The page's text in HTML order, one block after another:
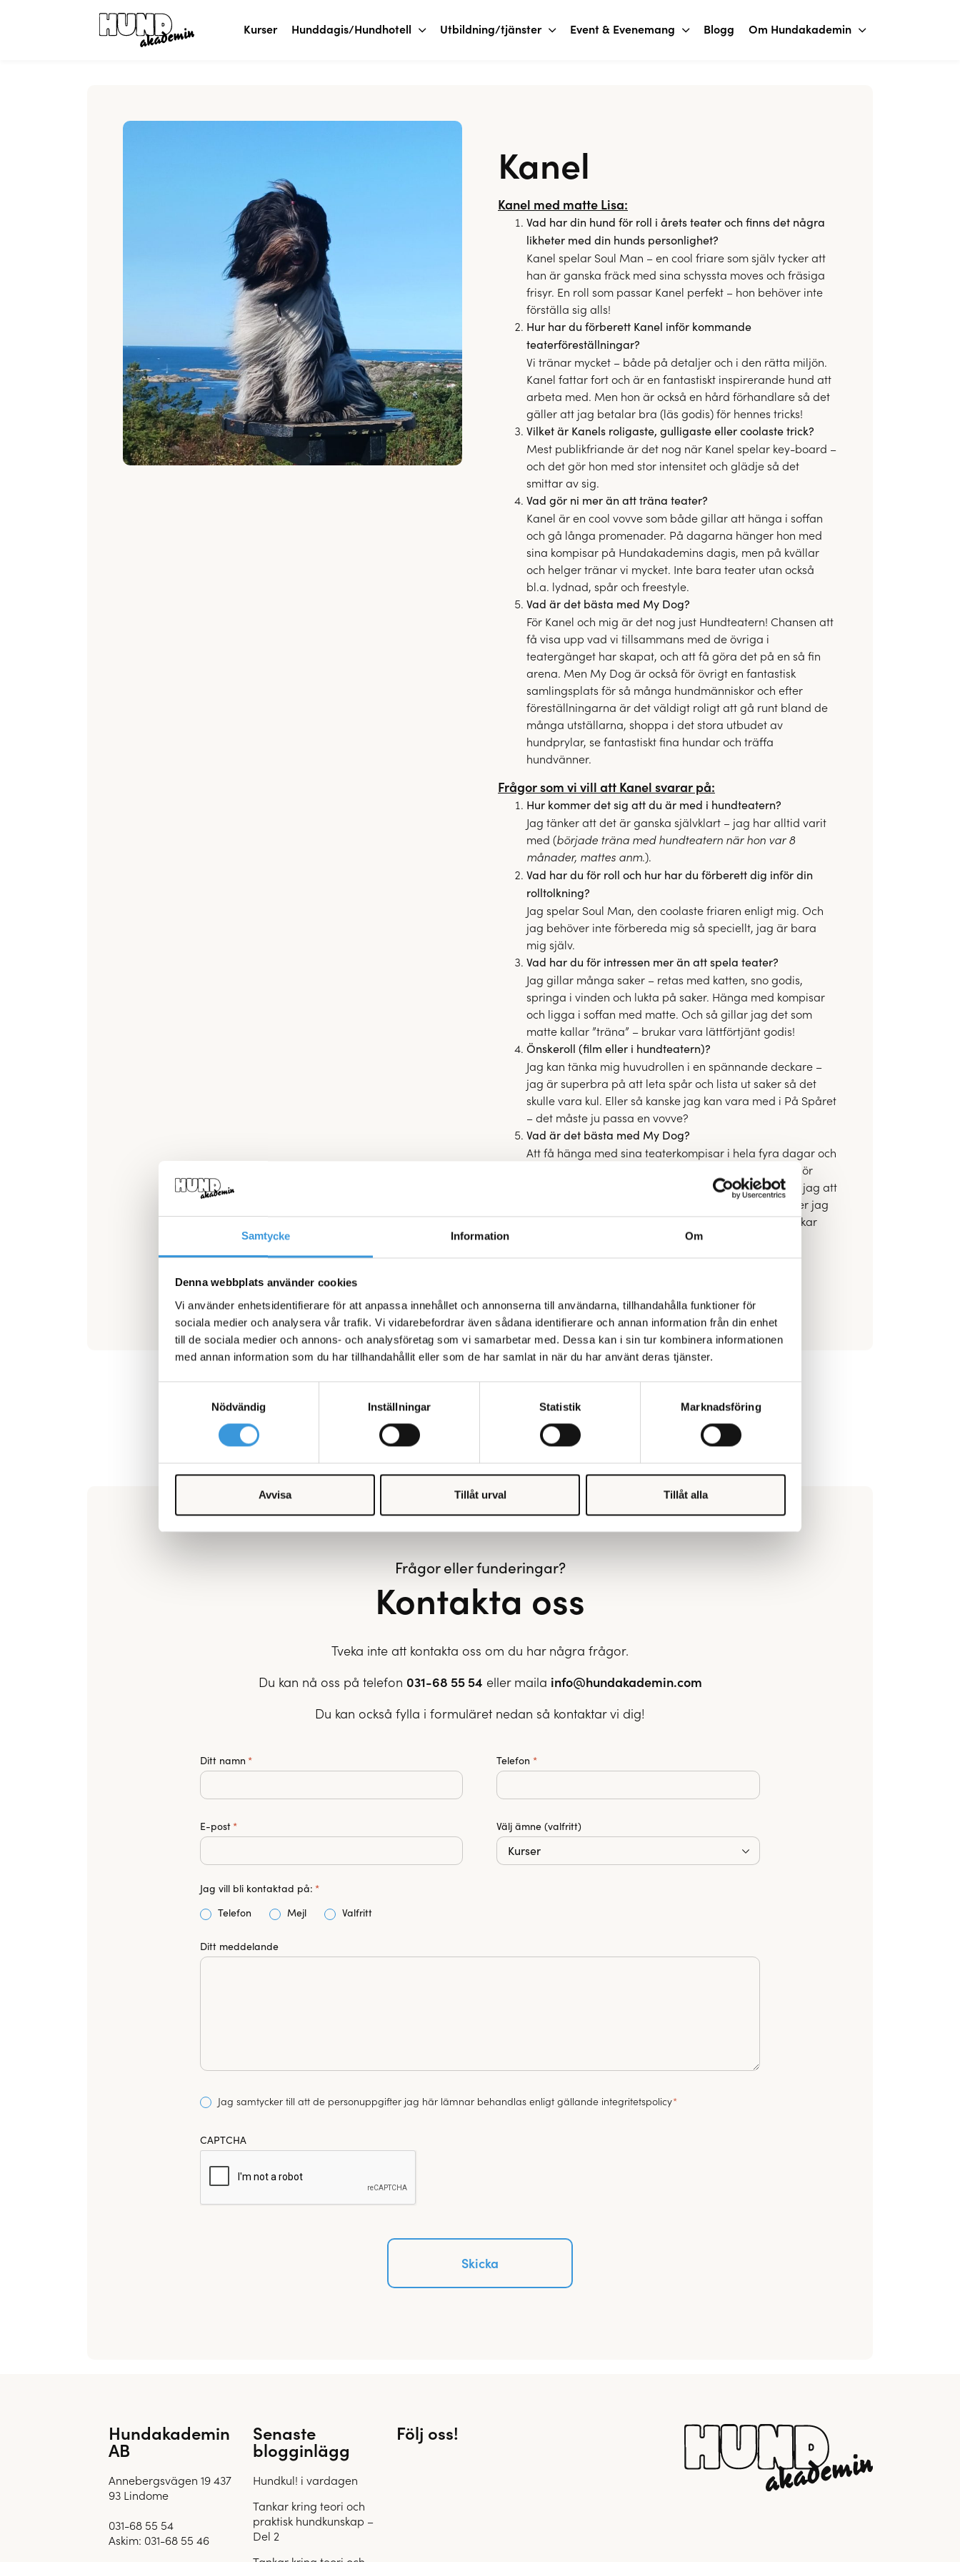
Samtycke Information Om
Denna webbplats använder cookies
Vi använder enhetsidentifierare för att anpassa innehållet och annonserna till användarna, tillhandahålla funktioner för
sociala medier och analysera vår trafik. Vi vidarebefordrar även sådana identifierare och annan information från din enhet
till de sociala medier och annons- och analysföretag som vi samarbetar med. Dessa kan i sin tur kombinera informationen
med annan information som du har tillhandahållit eller som de har samlat in när du har använt deras tjänster.
Nödvändig
Inställningar Statistik Marknadsföring
Avvisa Tillåt urval Tillåt alla
Kurser Hunddagis/Hundhotell Utbildning/tjänster Event & Evenemang Blogg Om Hundakademin
Kanel
Kanel med matte Lisa:
Vad har din hund för roll i årets teater och finns det några
likheter med din hunds personlighet?
Kanel spelar Soul Man – en cool friare som själv tycker att
han är ganska fräck med sina schyssta moves och fräsiga
frisyr. En roll som passar Kanel perfekt – hon behöver inte
förställa sig alls!
Hur har du förberett Kanel inför kommande
teaterföreställningar?
Vi tränar mycket – både på detaljer och i den rätta miljön.
Kanel fattar fort och är en fantastiskt inspirerande hund att
arbeta med. Men hon är också en hård förhandlare så det
gäller att jag betalar bra (läs godis) för hennes tricks!
Vilket är Kanels roligaste, gulligaste eller coolaste trick?
Mest publikfriande är det nog när Kanel spelar key-board –
och det gör hon med stor intensitet och glädje så det
smittar av sig.
Vad gör ni mer än att träna teater?
Kanel är en cool vovve som både gillar att hänga i soffan
och gå långa promenader. På dagarna hänger hon med
sina kompisar på Hundakademins dagis, men på kvällar
och helger tränar vi mycket. Inte bara teater utan också
bl.a. lydnad, spår och freestyle.
Vad är det bästa med My Dog?
För Kanel och mig är det nog just Hundteatern! Chansen att
få visa upp vad vi tillsammans med de övriga i
teatergänget har skapat, och att få göra det på en så fin
arena. Men My Dog är också för övrigt en fantastisk
samlingsplats för så många hundmänniskor och efter
föreställningarna är det väldigt roligt att gå runt bland de
många utställarna, shoppa i det stora utbudet av
hundprylar, se fantastiskt fina hundar och träffa
hundvänner.
Frågor som vi vill att Kanel svarar på:
Hur kommer det sig att du är med i hundteatern?
Jag tänker att det är ganska självklart – jag har alltid varit
med (började träna med hundteatern när hon var 8
månader, mattes anm.).
Vad har du för roll och hur har du förberett dig inför din
rolltolkning?
Jag spelar Soul Man, den coolaste friaren enligt mig. Och
jag behöver inte förbereda mig så speciellt, jag är bara
mig själv.
Vad har du för intressen mer än att spela teater?
Jag gillar många saker – retas med katten, sno godis,
springa i vinden och lukta på saker. Hänga med kompisar
och ligga i soffan med matte. Och så gillar jag det som
matte kallar ”träna” – brukar vara lättförtjänt godis!
Önskeroll (film eller i hundteatern)?
Jag kan tänka mig huvudrollen i en spännande deckare –
jag är superbra på att leta spår och lista ut saker så det
skulle vara kul. Eller så kanske jag kan vara med i På Spåret
– det måste ju passa en vovve?
Vad är det bästa med My Dog?
Att få hänga med sina teaterkompisar i hela fyra dagar och
få showa på blå mattan! Matte blir så glad när jag gör
mina tricks och jag får mycket belöningar! Sen älskar jag att
gå runt och tigga godis hos alla försäljare – då lägger jag
in värsta charmoffensiven som ingen kan motstå. Brukar
Ditt motto lyder?
Frågor eller funderingar?
Kontakta oss
Tveka inte att kontakta oss om du har några frågor.
Du kan nå oss på telefon 031-68 55 54 eller maila info@hundakademin.com
Du kan också fylla i formuläret nedan så kontaktar vi dig!
Ditt namn * Telefon *
E-post* Välj ämne (valfritt)
Jag vill bli kontaktad på: *
Telefon Mejl Valfritt
Ditt meddelande
Consent
*
Jag samtycker till att de personuppgifter jag här lämnar behandlas enligt gällande integritetspolicy*
CAPTCHA
Hundakademin
AB
Annebergsvägen 19 437
93 Lindome
031-68 55 54
Askim: 031-68 55 46
Senaste
blogginlägg
Hundkul! i vardagen
Tankar kring teori och
praktisk hundkunskap –
Del 2
Följ oss!